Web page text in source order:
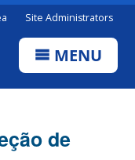
Site Administrators
MENU
de